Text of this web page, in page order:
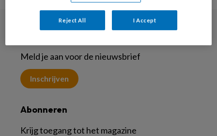
Meld je aan voor de nieuwsbrief
Inschrijven
Abonneren
Krijg toegang tot het magazine
Reject All I Accept